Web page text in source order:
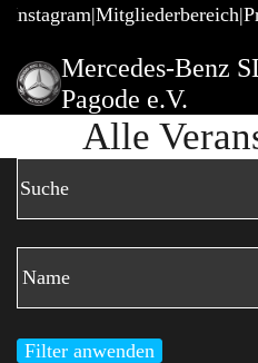
Mitgliederbereich
Mercedes-Benz
Pagode e.V.
Alle
Filter anwenden